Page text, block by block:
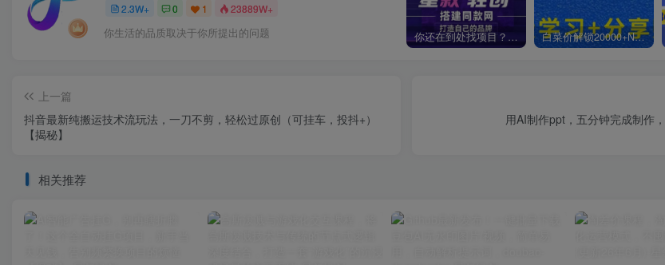
2.3W+ 0 1 23889W+
你生活的品质取决于你所提出的问题 你还在到处找项目？还在当韭菜？我靠卖项目一个月收入5万+，曾经我也是个失败者。 白菜价解锁20000+N个赚钱机会，加入星叙轻创会员，全站资源免费学习。
上一篇
抖音最新纯搬运技术流玩法，一刀不剪，轻松过原创（可挂车，投抖+）
【揭秘】
用AI制作ppt，五分钟完成制作
相关推荐